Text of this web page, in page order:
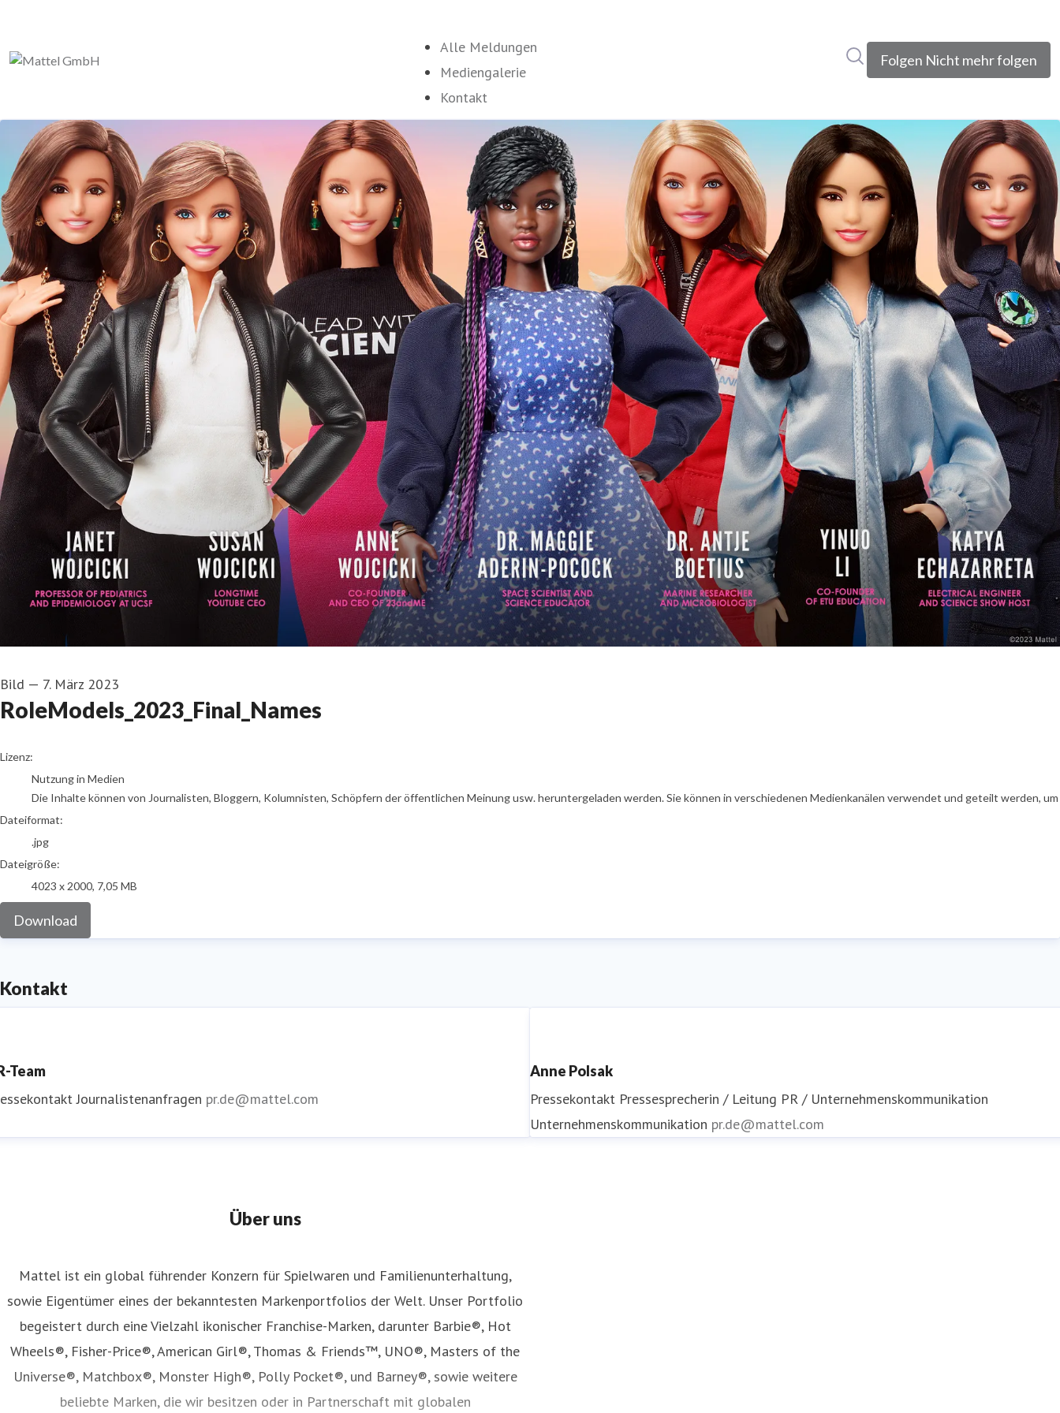
Alle Meldungen
Mediengalerie
Kontakt
Folgen Nicht mehr folgen
Bild — 7. März 2023
RoleModels_2023_Final_Names
go to media item
Lizenz:
Nutzung in Medien
Die Inhalte können von Journalisten, Bloggern, Kolumnisten, Schöpfern der öffentlichen Meinung usw. heruntergeladen werden. Sie können in verschiedenen Medienkanälen verwendet und geteilt
Dateiformat:
.jpg
Dateigröße:
4023 x 2000, 7,05 MB
Download
Kontakt
Team
Journalistenanfragen pr.de@mattel.com
Anne Polsak
Pressekontakt Pressesprecherin / Leitung PR / Unternehmenskommunikation
Unternehmenskommunikation pr.de@mattel.com
Über uns
Mattel ist ein global führender Konzern für Spielwaren und Familienunterhaltung,
sowie Eigentümer eines der bekanntesten Markenportfolios der Welt. Unser Portfolio
begeistert durch eine Vielzahl ikonischer Franchise-Marken, darunter Barbie®, Hot
Wheels®, Fisher-Price®, American Girl®, Thomas & Friends™, UNO®, Masters of the
Universe®, Matchbox®, Monster High®, Polly Pocket®, und Barney®, sowie weitere
beliebte Marken, die wir besitzen oder in Partnerschaft mit globalen